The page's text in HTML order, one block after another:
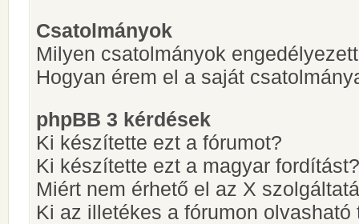
Csatolmányok
Milyen csatolmányok
Hogyan érem el a saját
phpBB 3 kérdések
Ki készítette ezt a fórumot?
Ki készítette ezt a magyar fordítást?
Miért nem érhető el az X
Ki az illetékes a fórumon